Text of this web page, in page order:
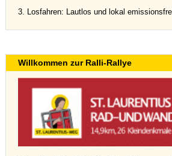
3. Losfahren: Lautlos und lokal
Willkommen zur Ralli-Rallye